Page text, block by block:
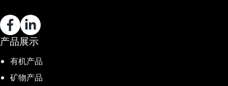
产品展示
有机产品
矿物产品